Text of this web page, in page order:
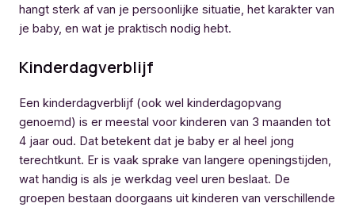
hangt sterk af van je persoonlijke situatie, het karakter van
je baby, en wat je praktisch nodig hebt.
Kinderdagverblijf
Een kinderdagverblijf (ook wel kinderdagopvang
genoemd) is er meestal voor kinderen van 3 maanden tot
4 jaar oud. Dat betekent dat je baby er al heel jong
terechtkunt. Er is vaak sprake van langere openingstijden,
wat handig is als je werkdag veel uren beslaat. De
groepen bestaan doorgaans uit kinderen van verschillende